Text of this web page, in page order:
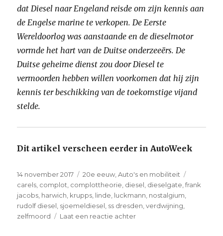
dat Diesel naar Engeland reisde om zijn kennis aan
de Engelse marine te verkopen. De Eerste
Wereldoorlog was aanstaande en de dieselmotor
vormde het hart van de Duitse onderzeeërs. De
Duitse geheime dienst zou door Diesel te
vermoorden hebben willen voorkomen dat hij zijn
kennis ter beschikking van de toekomstige vijand
stelde.
Dit artikel verscheen eerder in AutoWeek
Geplaatst
op
14 november 2017 Categorieën
20e eeuw ,Auto's en mobiliteit
carels complot complottheorie diesel dieselgate ,frank
jacobs harwich krupps linde luckmann nostalgium
rudolf diesel sjoemeldiesel ss dresden ,verdwijning
zelfmoord
Laat een reactie achter